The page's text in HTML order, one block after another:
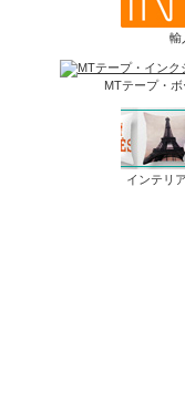
輸
MTテープ・
インテリ